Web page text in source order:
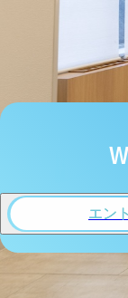
当院での医療
他の病院、診
他の医療機関
患者さんの診
その他、患者
■ 診療費請求の
当院での医療
審査支払機関
審査支払機関
公費負担医療
エン